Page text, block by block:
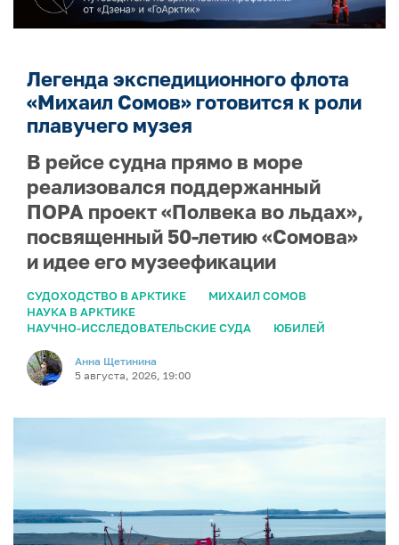
Легенда экспедиционного флота
«Михаил Сомов» готовится к роли
плавучего музея
В рейсе судна прямо в море
реализовался поддержанный
ПОРА проект «Полвека во льдах»,
посвященный 50-летию «Сомова»
и идее его музеефикации
СУДОХОДСТВО В АРКТИКЕ
МИХАИЛ СОМОВ
НАУКА В АРКТИКЕ
НАУЧНО-ИССЛЕДОВАТЕЛЬСКИЕ СУДА
ЮБИЛЕЙ
Анна Щетинина
5 августа, 2026, 19:00